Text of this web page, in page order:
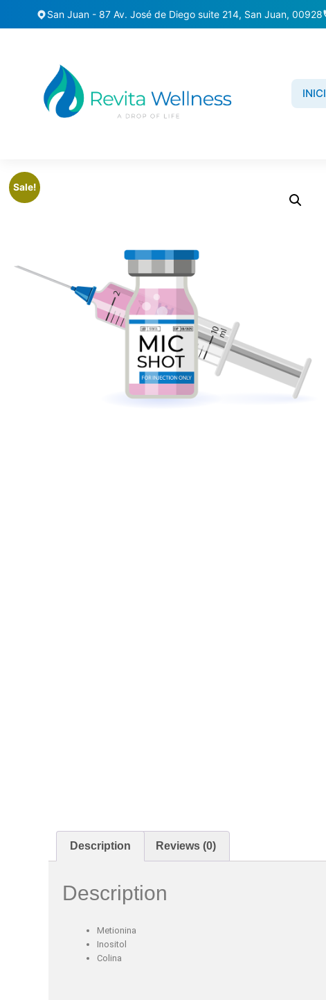
San Juan - 87 Av. José de Diego suite 214, San Juan, 00928
/Shots / SKINNY MIC SHOTS 2ML (Paquete de 4)
Sale!
Description Reviews (0)
Description
Metionina
Inositol
Colina